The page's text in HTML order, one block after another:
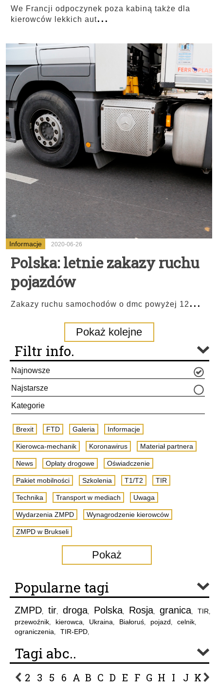
We Francji odpoczynek poza kabiną także dla
kierowców lekkich aut...
Informacje 2020-06-26
Polska: letnie zakazy ruchu
pojazdów
Zakazy ruchu samochodów o dmc powyżej 12 ...
Pokaż kolejne
Filtr info.
Najnowsze
Najstarsze
Kategorie
Brexit FTD Galeria Informacje
Kierowca-mechanik Koronawirus Materiał partnera
News Opłaty drogowe Oświadczenie
Pakiet mobilności Szkolenia T1/T2 TIR
Technika Transport w mediach Uwaga
Wydarzenia ZMPD Wynagrodzenie kierowców
ZMPD w Brukseli
Pokaż
Popularne tagi
ZMPD, tir, droga, Polska, Rosja, granica, TIR,
przewoźnik, kierowca, Ukraina, Białoruś, pojazd, celnik,
ograniczenia, TIR-EPD,
Tagi abc..
2 3 5 6 A B C D E F G H I J K L